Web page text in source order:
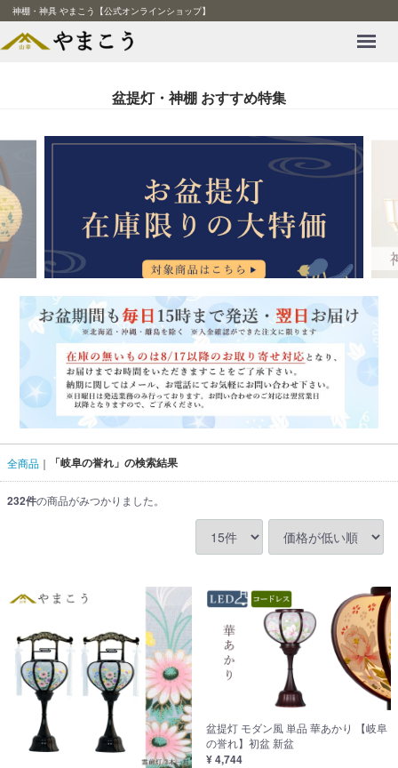
神棚・神具 やまこう【公式オンラインショップ】
盆提灯・神棚 おすすめ特集
全商品 「岐阜の誉れ」の検索結果
232件の商品がみつかりました。
盆提灯 モダン風 単品 華あかり 【岐阜
の誉れ】初盆 新盆
¥ 4,744